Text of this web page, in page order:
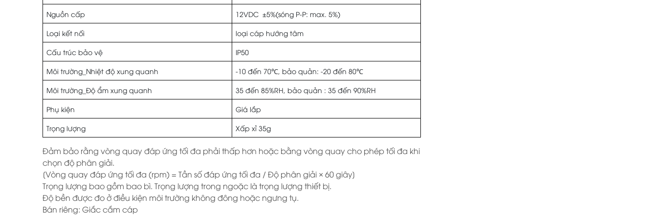
Nguồn cấp 12VDC ±5%(sóng P-P: max. 5%)
Loại kết nối loại cáp hướng tâm
Cấu trúc bảo vệ IP50
Môi trường_Nhiệt độ xung quanh -10 đến 70℃, bảo quản: -20 đến 80℃
Môi trường_Độ ẩm xung quanh 35 đến 85%RH, bảo quản : 35 đến 90%RH
Phụ kiện Giá lắp
Trọng lượng Xấp xỉ 35g
Đảm bảo rằng vòng quay đáp ứng tối đa phải thấp hơn hoặc bằng vòng quay cho phép tối đa khi
chọn độ phân giải.
[Vòng quay đáp ứng tối đa (rpm) = Tần số đáp ứng tối đa / Độ phân giải × 60 giây]
Trọng lượng bao gồm bao bì. Trọng lượng trong ngoặc là trọng lượng thiết bị.
Độ bền được đo ở điều kiện môi trường không đông hoặc ngưng tụ.
Bán riêng: Giắc cắm cáp